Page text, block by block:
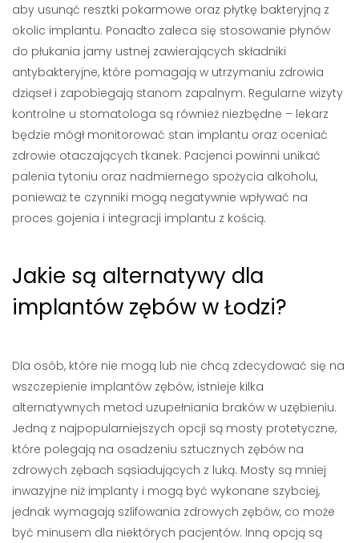
aby usunąć resztki pokarmowe oraz płytkę bakteryjną z
okolic implantu. Ponadto zaleca się stosowanie płynów
do płukania jamy ustnej zawierających składniki
antybakteryjne, które pomagają w utrzymaniu zdrowia
dziąseł i zapobiegają stanom zapalnym. Regularne wizyty
kontrolne u stomatologa są również niezbędne – lekarz
będzie mógł monitorować stan implantu oraz oceniać
zdrowie otaczających tkanek. Pacjenci powinni unikać
palenia tytoniu oraz nadmiernego spożycia alkoholu,
ponieważ te czynniki mogą negatywnie wpływać na
proces gojenia i integracji implantu z kością.
Jakie są alternatywy dla
implantów zębów w Łodzi?
Dla osób, które nie mogą lub nie chcą zdecydować się na
wszczepienie implantów zębów, istnieje kilka
alternatywnych metod uzupełniania braków w uzębieniu.
Jedną z najpopularniejszych opcji są mosty protetyczne,
które polegają na osadzeniu sztucznych zębów na
zdrowych zębach sąsiadujących z luką. Mosty są mniej
inwazyjne niż implanty i mogą być wykonane szybciej,
jednak wymagają szlifowania zdrowych zębów, co może
być minusem dla niektórych pacjentów. Inną opcją są